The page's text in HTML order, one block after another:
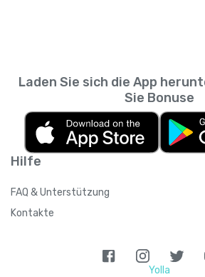
Hilfe
FAQ & Unterstützung
Kontakte
Laden Sie sich die App
Sie Bonuse
Yolla